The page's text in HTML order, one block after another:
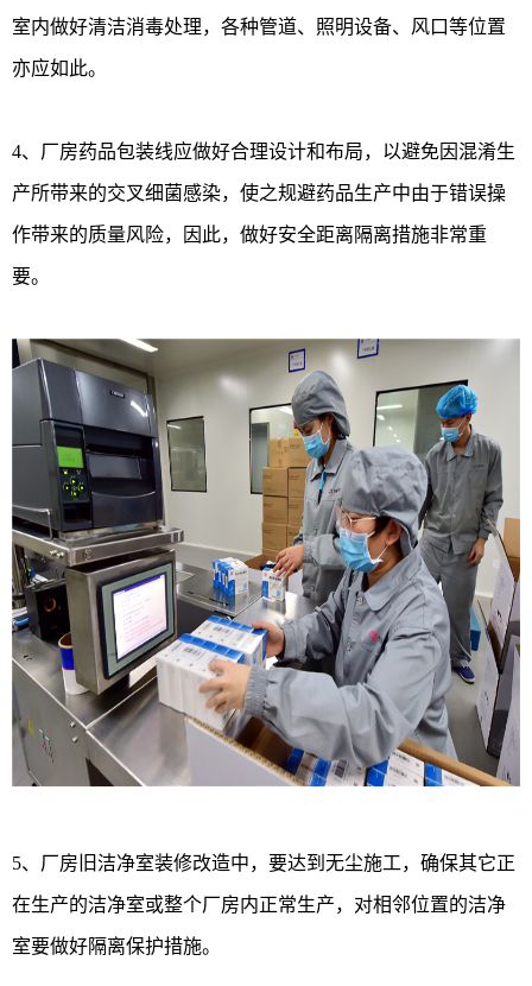
室内做好清洁消毒处理，各种管道、照明设备、风口等位置
亦应如此。
4、厂房药品包装线应做好合理设计和布局，以避免因混淆生
产所带来的交叉细菌感染，使之规避药品生产中由于错误操
作带来的质量风险，因此，做好安全距离隔离措施非常重
要。
5、厂房旧洁净室装修改造中，要达到无尘施工，确保其它正
在生产的洁净室或整个厂房内正常生产，对相邻位置的洁净
室要做好隔离保护措施。